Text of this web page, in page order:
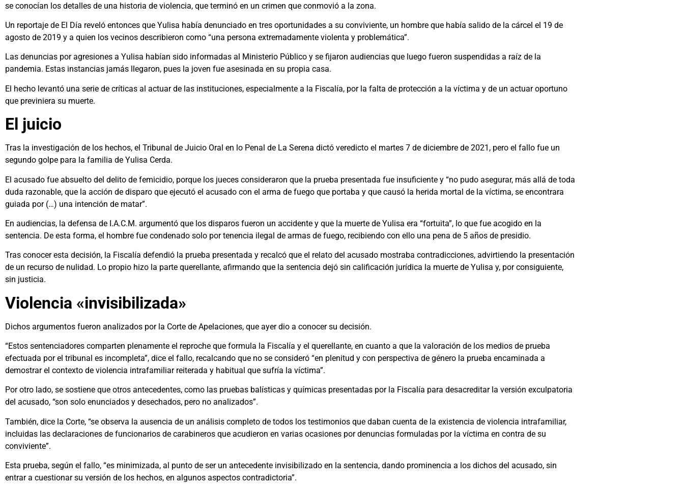
se conocían los detalles de una historia de violencia, que terminó en un crimen que conmovió a la zona.
Un reportaje de El Día reveló entonces que Yulisa había denunciado en tres oportunidades a su conviviente, un hombre que había salido de la cárcel el 19 de
agosto de 2019 y a quien los vecinos describieron como “una persona extremadamente violenta y problemática”.
Las denuncias por agresiones a Yulisa habían sido informadas al Ministerio Público y se fijaron audiencias que luego fueron suspendidas a raíz de la
pandemia. Estas instancias jamás llegaron, pues la joven fue asesinada en su propia casa.
El hecho levantó una serie de críticas al actuar de las instituciones, especialmente a la Fiscalía, por la falta de protección a la víctima y de un actuar oportuno
que previniera su muerte.
El juicio
Tras la investigación de los hechos, el Tribunal de Juicio Oral en lo Penal de La Serena dictó veredicto el martes 7 de diciembre de 2021, pero el fallo fue un
segundo golpe para la familia de Yulisa Cerda.
El acusado fue absuelto del delito de femicidio, porque los jueces consideraron que la prueba presentada fue insuficiente y “no pudo asegurar, más allá de toda
duda razonable, que la acción de disparo que ejecutó el acusado con el arma de fuego que portaba y que causó la herida mortal de la víctima, se encontrara
guiada por (…) una intención de matar”.
En audiencias, la defensa de I.A.C.M. argumentó que los disparos fueron un accidente y que la muerte de Yulisa era “fortuita”, lo que fue acogido en la
sentencia. De esta forma, el hombre fue condenado solo por tenencia ilegal de armas de fuego, recibiendo con ello una pena de 5 años de presidio.
Tras conocer esta decisión, la Fiscalía defendió la prueba presentada y recalcó que el relato del acusado mostraba contradicciones, advirtiendo la presentación
de un recurso de nulidad. Lo propio hizo la parte querellante, afirmando que la sentencia dejó sin calificación jurídica la muerte de Yulisa y, por consiguiente,
sin justicia.
Violencia «invisibilizada»
Dichos argumentos fueron analizados por la Corte de Apelaciones, que ayer dio a conocer su decisión.
“Estos sentenciadores comparten plenamente el reproche que formula la Fiscalía y el querellante, en cuanto a que la valoración de los medios de prueba
efectuada por el tribunal es incompleta”, dice el fallo, recalcando que no se consideró “en plenitud y con perspectiva de género la prueba encaminada a
demostrar el contexto de violencia intrafamiliar reiterada y habitual que sufría la víctima”.
Por otro lado, se sostiene que otros antecedentes, como las pruebas balísticas y químicas presentadas por la Fiscalía para desacreditar la versión exculpatoria
del acusado, “son solo enunciados y desechados, pero no analizados”.
También, dice la Corte, “se observa la ausencia de un análisis completo de todos los testimonios que daban cuenta de la existencia de violencia intrafamiliar,
incluidas las declaraciones de funcionarios de carabineros que acudieron en varias ocasiones por denuncias formuladas por la víctima en contra de su
conviviente”.
Esta prueba, según el fallo, “es minimizada, al punto de ser un antecedente invisibilizado en la sentencia, dando prominencia a los dichos del acusado, sin
entrar a cuestionar su versión de los hechos, en algunos aspectos contradictoria”.